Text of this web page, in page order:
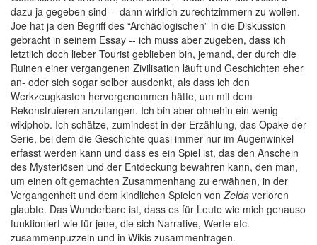
dazu ja gegeben sind -- dann wirklich zurechtzimmern zu wollen.
Joe hat ja den Begriff des “Archäologischen” in die Diskussion
gebracht in seinem Essay -- ich muss aber zugeben, dass ich
letztlich doch lieber Tourist geblieben bin, jemand, der durch die
Ruinen einer vergangenen Zivilisation läuft und Geschichten eher
an- oder sich sogar selber ausdenkt, als dass ich den
Werkzeugkasten hervorgenommen hätte, um mit dem
Rekonstruieren anzufangen. Ich bin aber ohnehin ein wenig
wikiphob. Ich schätze, zumindest in der Erzählung, das Opake der
Serie, bei dem die Geschichte quasi immer nur im Augenwinkel
erfasst werden kann und dass es ein Spiel ist, das den Anschein
des Mysteriösen und der Entdeckung bewahren kann, den man,
um einen oft gemachten Zusammenhang zu erwähnen, in der
Vergangenheit und dem kindlichen Spielen vonZelda verloren
glaubte. Das Wunderbare ist, dass es für Leute wie mich genauso
funktioniert wie für jene, die sich Narrative, Werte etc.
zusammenpuzzeln und in Wikis zusammentragen.